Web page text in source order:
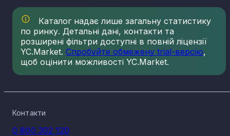
Каталог надає лише загальну статистику
по ринку. Детальні дані, контакти та
розширені фільтри доступні в повній ліцензії
YC.Market. Спробуйте обмежену trial-версію,
щоб оцінити можливості YC.Market.
Контакти
0 800 302 120